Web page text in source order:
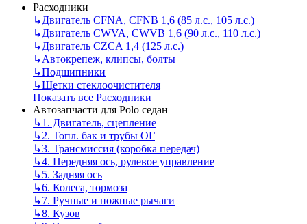
Расходники
↳Двигатель CFNA, CFNB 1,6 (85 л.с., 105 л.с.)
↳Двигатель CWVA, CWVB 1,6 (90 л.с., 110 л.с.)
↳Двигатель CZCA 1,4 (125 л.с.)
↳Автокрепеж, клипсы, болты
↳Подшипники
↳Щетки стеклоочистителя
Показать все Расходники
Автозапчасти для Polo седан
↳1. Двигатель, сцепление
↳2. Топл. бак и трубы ОГ
↳3. Трансмиссия (коробка передач)
↳4. Передняя ось, рулевое управление
↳5. Задняя ось
↳6. Колеса, тормоза
↳7. Ручные и ножные рычаги
↳8. Кузов